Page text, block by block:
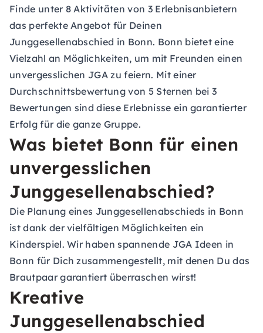
Finde unter 8 Aktivitäten von 3 Erlebnisanbietern
das perfekte Angebot für Deinen
Junggesellenabschied in Bonn. Bonn bietet eine
Vielzahl an Möglichkeiten, um mit Freunden einen
unvergesslichen JGA zu feiern. Mit einer
Durchschnittsbewertung von 5 Sternen bei 3
Bewertungen sind diese Erlebnisse ein garantierter
Erfolg für die ganze Gruppe.
Was bietet Bonn für einen
unvergesslichen
Junggesellenabschied?
Die Planung eines Junggesellenabschieds in Bonn
ist dank der vielfältigen Möglichkeiten ein
Kinderspiel. Wir haben spannende JGA Ideen in
Bonn für Dich zusammengestellt, mit denen Du das
Brautpaar garantiert überraschen wirst!
Kreative
Junggesellenabschied